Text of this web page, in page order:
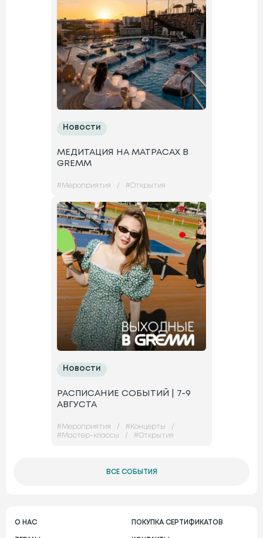
ВСЕ СОБЫТИЯ
Новости
МЕДИТАЦИЯ НА МАТРАСАХ В
GREMM
#Мероприятия / #Открытия
Новости
РАСПИСАНИЕ СОБЫТИЙ | 7-9
АВГУСТА
#Мероприятия / # Концерты
/
#Мастер-классы / #Открытия
О НАС ПОКУПКА СЕРТИФИКАТОВ